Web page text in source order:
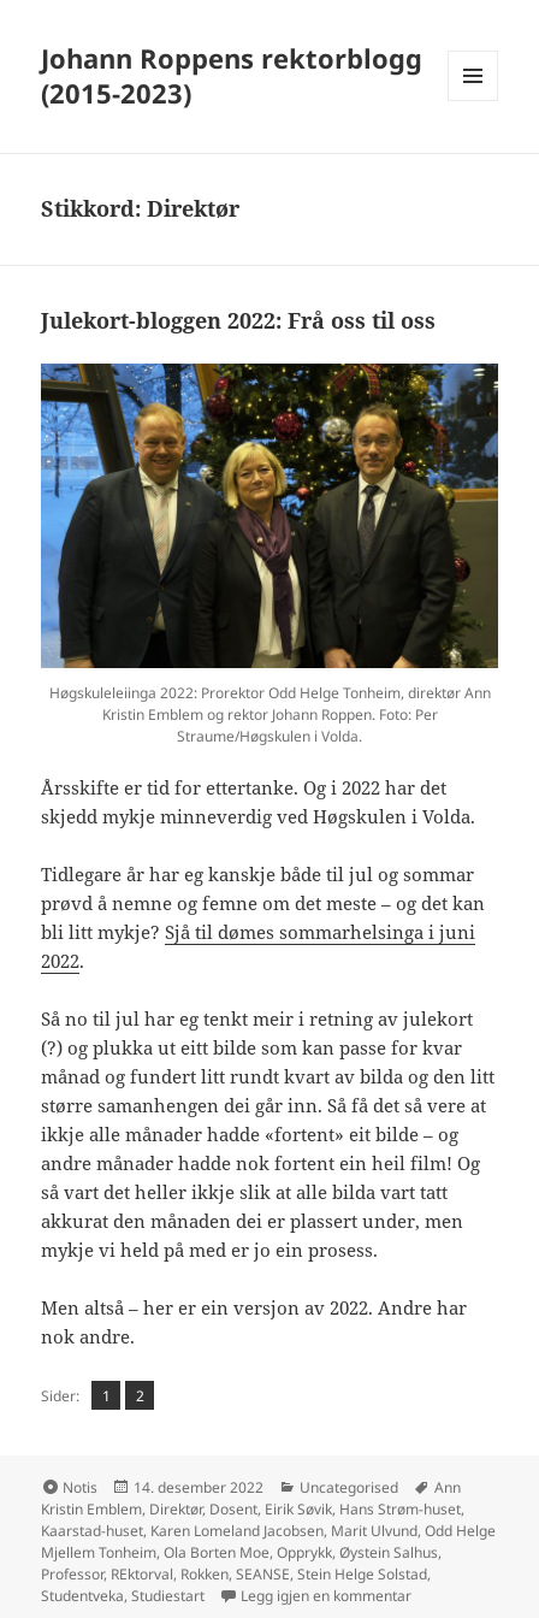
Johann Roppens rektorblogg
(2015-2023)
Stikkord:Direktør
Julekort-bloggen 2022: Frå oss til oss
Høgskuleleiinga 2022: Prorektor Odd Helge Tonheim, direktør Ann
Kristin Emblem og rektor Johann Roppen. Foto: Per
Straume/Høgskulen i Volda.
Årsskifte er tid for ettertanke. Og i 2022 har det
skjedd mykje minneverdig ved Høgskulen i Volda.
Tidlegare år har eg kanskje både til jul og sommar
prøvd å nemne og femne om det meste – og det kan
bli litt mykje?Sjå til dømes sommarhelsinga i juni
2022.
Så no til jul har eg tenkt meir i retning av julekort
(?) og plukka ut eitt bilde som kan passe for kvar
månad og fundert litt rundt kvart av bilda og den litt
større samanhengen dei går inn. Så få det så vere at
ikkje alle månader hadde «fortent» eit bilde – og
andre månader hadde nok fortent ein heil film! Og
så vart det heller ikkje slik at alle bilda vart tatt
akkurat den månaden dei er plassert under, men
mykje vi held på med er jo ein prosess.
Men altså – her er ein versjon av 2022. Andre har
nok andre.
Sider: Side
1 ,
Side
2
Format
Notis Publisert
14. desember 2022 Kategorier
Uncategorised Stikkord
Ann
Kristin Emblem, Direktør, Dosent, Eirik Søvik, Hans Strøm-huset,
Kaarstad-huset, Karen Lomeland Jacobsen, Marit Ulvund,Odd Helge
Mjellem Tonheim,Ola Borten Moe,Opprykk,Øystein Salhus,
Professor, REktorval, Rokken,SEANSE,Stein Helge Solstad,
Studentveka,Studiestart Legg igjen en kommentartil Julekort-